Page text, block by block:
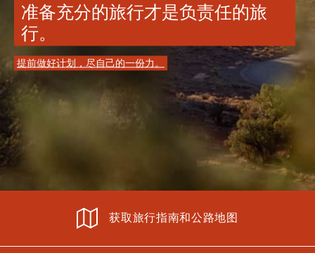
准备充分的旅行才是负责任的旅
行。
提前做好计划，尽自己的一份力。
获取旅行指南和公路地图